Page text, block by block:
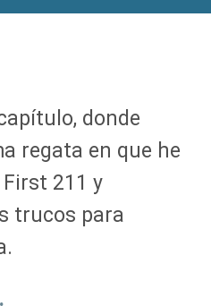
donde
regata en que he
211 y
trucos para